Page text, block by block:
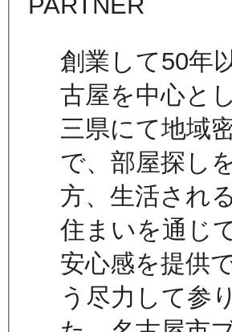
創業して50年
古屋を中心と
三県にて地域
で、部屋探し
方、生活され
住まいを通じ
安心感を提供
う尽力して参